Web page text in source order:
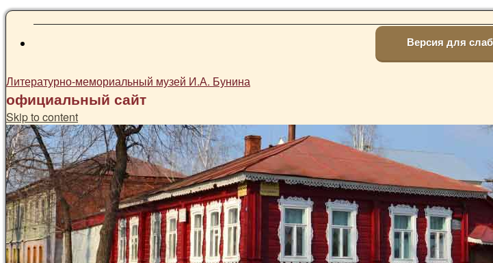
Версия для
Литературно-мемориальный музей И.А. Бунина
официальный сайт
Skip to content